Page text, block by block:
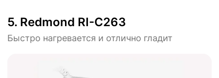
5. Redmond RI-C263
Быстро нагревается и отлично гладит